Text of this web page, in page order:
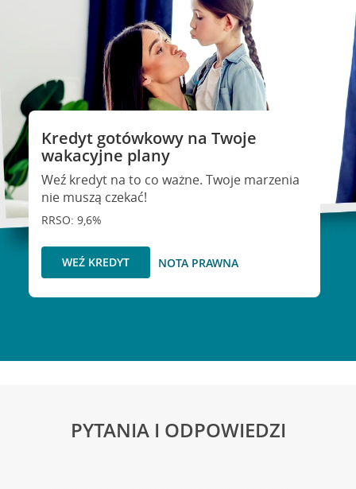
Kredyt gotówkowy na Twoje
wakacyjne plany
Weź kredyt na to co ważne. Twoje marzenia
nie muszą czekać!
RRSO: 9,6%
WEŹ KREDYT NOTA PRAWNA
PYTANIA I ODPOWIEDZI